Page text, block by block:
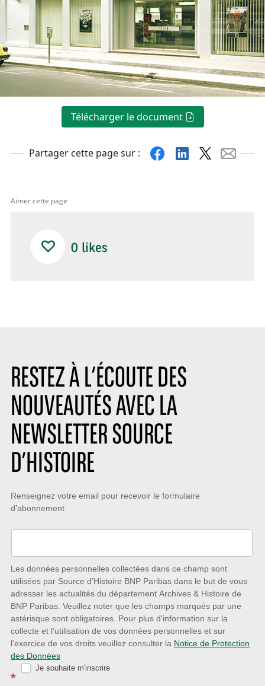
Télécharger le document
Partager cette page sur : FacebookLinkedin Mail
Aimer cette page
0 likes
RESTEZ À L’ÉCOUTE DES
NOUVEAUTÉS AVEC LA
NEWSLETTER SOURCE
D’HISTOIRE
Restez
à
l’écoute
nouveautés
avec
la
Newsletter
Source
d’Histoire
Renseignez votre email pour recevoir le formulaire
d’abonnement
Les données personnelles collectées dans ce champ sont
utilisées par Source d'Histoire BNP Paribas dans le but de vous
adresser les actualités du département Archives & Histoire de
BNP Paribas. Veuillez noter que les champs marqués par une
astérisque sont obligatoires. Pour plus d'information sur la
collecte et l'utilisation de vos données personnelles et sur
l'exercice de vos droits veuillez consulter la Notice de Protection
des Données
*
Je souhaite m'inscrire